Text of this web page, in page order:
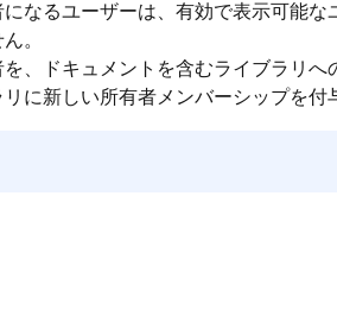
になるユーザーは、有効で表示可能
。
を、ドキュメントを含むライブラリ
に新しい所有者メンバーシップを付